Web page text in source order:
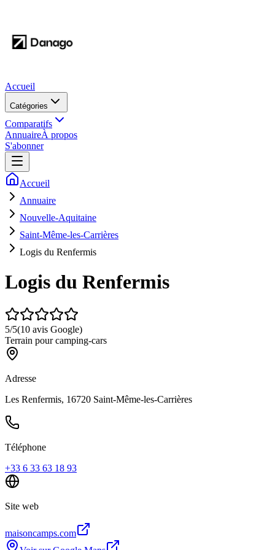
Accueil
Catégories
Comparatifs
AnnuaireÀ propos
S'abonner
Accueil
Annuaire
Nouvelle-Aquitaine
Saint-Même-les-Carrières
Logis du Renfermis
Logis du Renfermis
5/5(10 avis Google)
Terrain pour camping-cars
Adresse
Les Renfermis, 16720 Saint-Même-les-Carrières
Téléphone
+33 6 33 63 18 93
Site web
maisoncamps.com